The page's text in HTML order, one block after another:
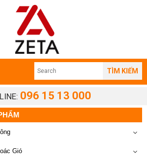
TÌM KIẾM
096 15 13 000
Gió